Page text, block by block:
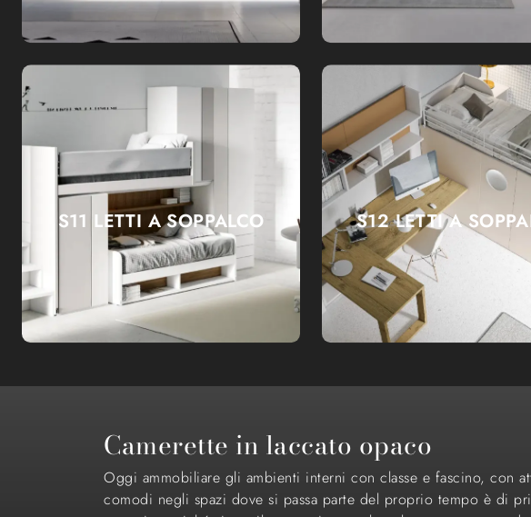
S11 LETTI A SOPPALCO S12 LETTI A
Camerette in laccato opaco
Oggi ammobiliare gli ambienti interni con classe e fascino, con
comodi negli spazi dove si passa parte del proprio tempo è di